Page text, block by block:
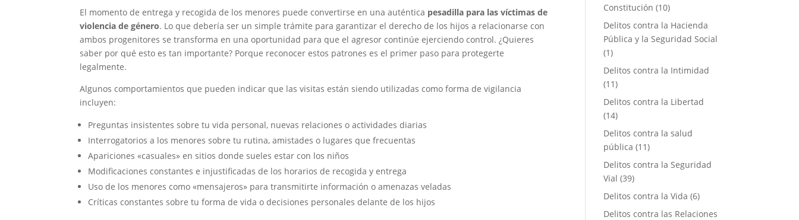
El momento de entrega y recogida de los menores puede convertirse en una auténtica pesadilla para las víctimas de
violencia de género. Lo que debería ser un simple trámite para garantizar el derecho de los hijos a relacionarse con
ambos progenitores se transforma en una oportunidad para que el agresor continúe ejerciendo control. ¿Quieres
saber por qué esto es tan importante? Porque reconocer estos patrones es el primer paso para protegerte
legalmente.
Algunos comportamientos que pueden indicar que las visitas están siendo utilizadas como forma de vigilancia
incluyen:
Preguntas insistentes sobre tu vida personal, nuevas relaciones o actividades diarias
Interrogatorios a los menores sobre tu rutina, amistades o lugares que frecuentas
Apariciones «casuales» en sitios donde sueles estar con los niños
Modificaciones constantes e injustificadas de los horarios de recogida y entrega
Uso de los menores como «mensajeros» para transmitirte información o amenazas veladas
Críticas constantes sobre tu forma de vida o decisiones personales delante de los hijos
Constitución (10)
Delitos contra la Hacienda
Pública y la Seguridad Social
(1)
Delitos contra la Intimidad
(11)
Delitos contra la Libertad
(14)
Delitos contra la salud
pública (11)
Delitos contra la Seguridad
Vial (39)
Delitos contra la Vida (6)
Delitos contra las Relaciones